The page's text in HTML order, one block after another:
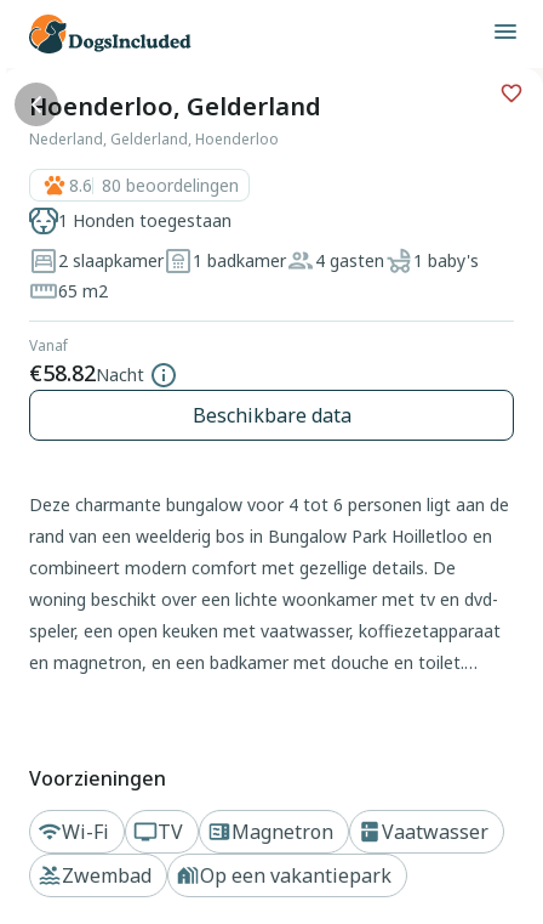
Hoenderloo, Gelderland
Nederland, Gelderland, Hoenderloo
8.6 80 beoordelingen
1 Honden toegestaan
2 slaapkamer
1 badkamer 4 gasten
1 baby's
65 m2
Vanaf
€58.82Nacht
Beschikbare data
Deze charmante bungalow voor 4 tot 6 personen ligt aan de
rand van een weelderig bos in Bungalow Park Hoilletloo en
combineert modern comfort met gezellige details. De
woning beschikt over een lichte woonkamer met tv en dvd-
speler, een open keuken met vaatwasser, koffiezetapparaat
en magnetron, en een badkamer met douche en toilet.
verwarming houdt het huis het hele jaar door warm en
gasten kunnen gebruikmaken van het gemeenschappelijke
binnenzwembad.
Voorzieningen
Wi-Fi
TV Magnetron
Vaatwasser
Zwembad
Op een vakantiepark